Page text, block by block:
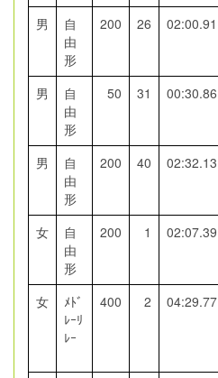
男
自
由
形
200 26 02:00.91
男
自
由
形
50 31 00:30.86
男
自
由
形
200 40 02:32.13
女
自
由
形
200 1 02:07.39
女
ﾒﾄﾞ
ﾚｰﾘ
ﾚｰ
400 2 04:29.77